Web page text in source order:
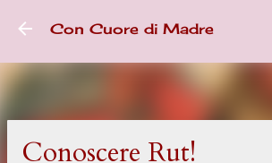
Passa ai contenuti principali
Con Cuore di Madre
Conoscere Rut!